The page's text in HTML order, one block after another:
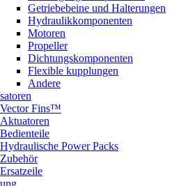
Getriebebeine und Halterungen
Hydraulikkomponenten
Motoren
Propeller
Dichtungskomponenten
Flexible kupplungen
Andere
Vector Fins™
Aktuatoren
Bedienteile
Hydraulische Power Packs
Zubehör
Ersatzeile